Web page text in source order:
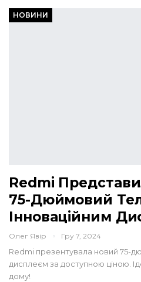
НОВИНИ
Redmi
75-Дюймовий
Інноваційним
Олег Явір Гру 7, 2024
Redmi презентувала новий 75-
дисплеєм за доступною ціною.
дому!